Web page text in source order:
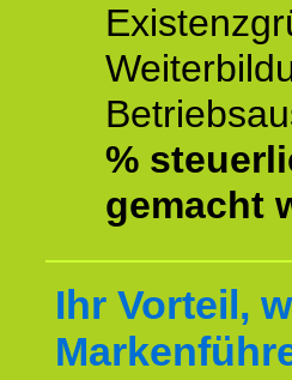
%
gemacht
Ihr Vorteil,